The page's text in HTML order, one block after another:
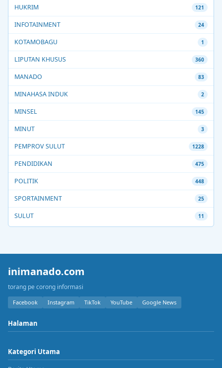
HUKRIM 121
INFOTAINMENT 24
KOTAMOBAGU 1
LIPUTAN KHUSUS 360
MANADO 83
MINAHASA INDUK 2
MINSEL 145
MINUT 3
PEMPROV SULUT 1228
PENDIDIKAN 475
POLITIK 448
SPORTAINMENT 25
SULUT 11
inimanado.com
torang pe corong informasi
Facebook Instagram TikTok YouTube Google News
Halaman
Kategori Utama